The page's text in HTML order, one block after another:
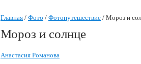
Главная / Фото / Фотопутешествие / Мороз и
Мороз и солнце
Анастасия Романова